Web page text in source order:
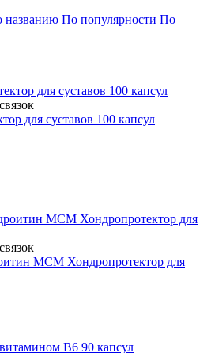
названию По популярности По
для суставов 100 капсул
МСМ Хондропротектор для